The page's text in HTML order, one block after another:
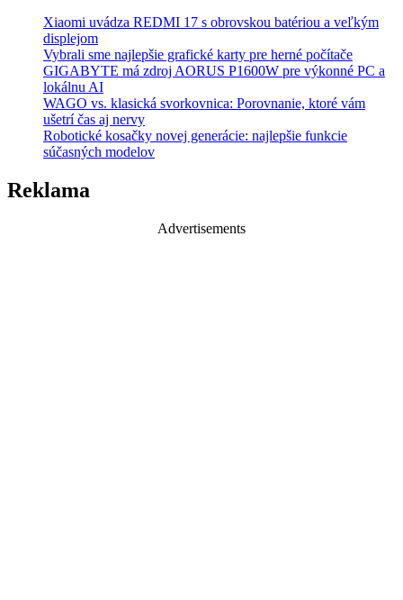
Xiaomi uvádza REDMI 17 s obrovskou batériou a veľkým
displejom
Vybrali sme najlepšie grafické karty pre herné počítače
GIGABYTE má zdroj AORUS P1600W pre výkonné PC a
lokálnu AI
WAGO vs. klasická svorkovnica: Porovnanie, ktoré vám
ušetrí čas aj nervy
Robotické kosačky novej generácie: najlepšie funkcie
súčasných modelov
Reklama
Advertisements